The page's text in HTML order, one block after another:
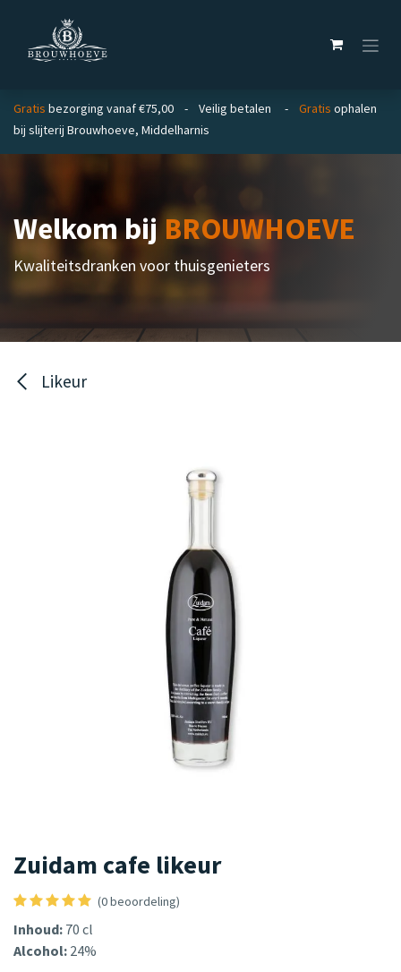
Gratis bezorging vanaf €75,00 - Veilig betalen - Gratis ophalen
bij slijterij Brouwhoeve, Middelharnis
Welkom bijBROUWHOEVE
Kwaliteitsdranken voor thuisgenieters
Likeur
Zuidam cafe likeur
(0 beoordeling)
Inhoud: 70 cl
Alcohol: 24%